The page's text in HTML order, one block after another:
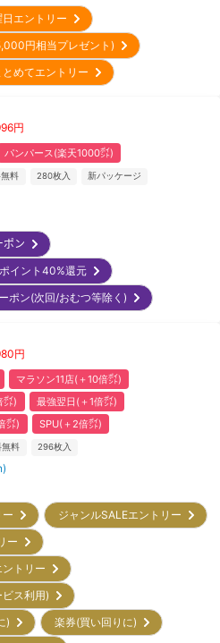
日エントリー
円相当プレゼント)
とめてエントリー
円
パンパース(楽天1000㌽)
料 280枚入 新パッケージ
ポン
イント40%還元
ポン(次回/おむつ等除く)
円
マラソン11店(＋10倍㌽)
㌽)
最強翌日(＋1倍㌽)
㌽)
SPU(＋2倍㌽)
無料 296枚入
ー
ジャンルSALEエントリー
リー
ントリー
ビス利用)
に)
楽券(買い回りに)